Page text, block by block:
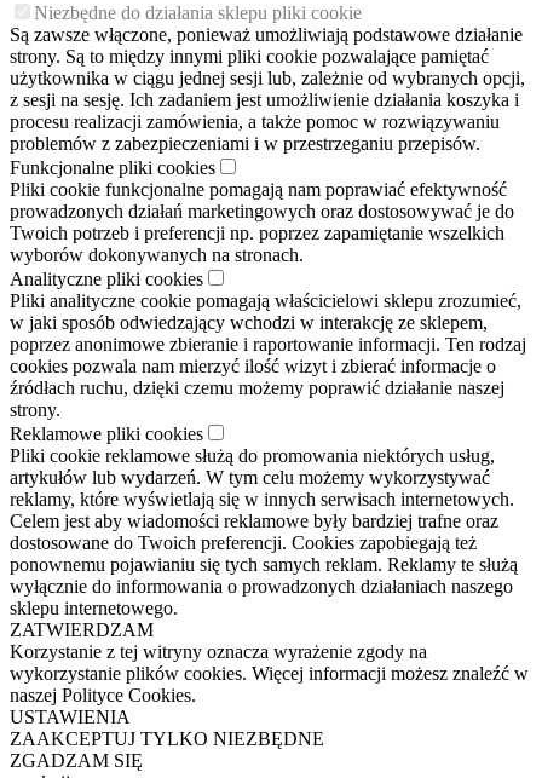
Niezbędne do działania sklepu pliki cookie
Są zawsze włączone, ponieważ umożliwiają podstawowe działanie
strony. Są to między innymi pliki cookie pozwalające pamiętać
użytkownika w ciągu jednej sesji lub, zależnie od wybranych opcji,
z sesji na sesję. Ich zadaniem jest umożliwienie działania koszyka i
procesu realizacji zamówienia, a także pomoc w rozwiązywaniu
problemów z zabezpieczeniami i w przestrzeganiu przepisów.
Funkcjonalne pliki cookies
Pliki cookie funkcjonalne pomagają nam poprawiać efektywność
prowadzonych działań marketingowych oraz dostosowywać je do
Twoich potrzeb i preferencji np. poprzez zapamiętanie wszelkich
wyborów dokonywanych na stronach.
Analityczne pliki cookies
Pliki analityczne cookie pomagają właścicielowi sklepu zrozumieć,
w jaki sposób odwiedzający wchodzi w interakcję ze sklepem,
poprzez anonimowe zbieranie i raportowanie informacji. Ten rodzaj
cookies pozwala nam mierzyć ilość wizyt i zbierać informacje o
źródłach ruchu, dzięki czemu możemy poprawić działanie naszej
strony.
Reklamowe pliki cookies
Pliki cookie reklamowe służą do promowania niektórych usług,
artykułów lub wydarzeń. W tym celu możemy wykorzystywać
reklamy, które wyświetlają się w innych serwisach internetowych.
Celem jest aby wiadomości reklamowe były bardziej trafne oraz
dostosowane do Twoich preferencji. Cookies zapobiegają też
ponownemu pojawianiu się tych samych reklam. Reklamy te służą
wyłącznie do informowania o prowadzonych działaniach naszego
sklepu internetowego.
ZATWIERDZAM
Korzystanie z tej witryny oznacza wyrażenie zgody na
wykorzystanie plików cookies. Więcej informacji możesz znaleźć w
naszej Polityce Cookies.
USTAWIENIA
ZAAKCEPTUJ TYLKO NIEZBĘDNE
ZGADZAM SIĘ